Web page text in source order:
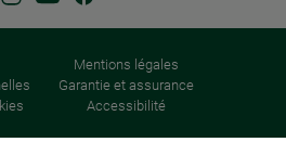
Mentions légales
Garantie et assurance
Accessibilité